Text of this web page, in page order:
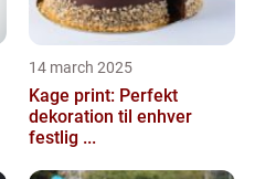
14 march 2025
Kage print: Perfekt
dekoration til enhver
festlig ...